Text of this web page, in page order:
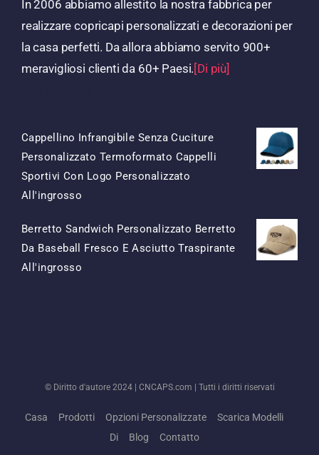
In 2006 abbiamo allestito la nostra fabbrica per
realizzare copricapi personalizzati e decorazioni per
la casa perfetti. Da allora abbiamo servito 900+
meravigliosi clienti da 60+ Paesi.[Di più]
Cappellino Infrangibile Senza Cuciture
Personalizzato Termoformato Cappelli
Sportivi Con Logo Personalizzato
All'ingrosso
Originale
Era:
Attuale
È:
Berretto Sandwich Personalizzato Berretto
Da Baseball Fresco E Asciutto Traspirante
All'ingrosso
© Diritto d'autore 2024 | CNCAPS.com | Tutti i diritti riservati
Casa Prodotti Opzioni Personalizzate
Scarica Modelli
Di
Blog Contatto